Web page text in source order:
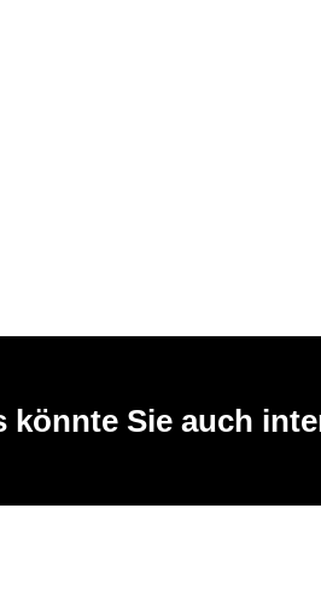
könnte Sie auch